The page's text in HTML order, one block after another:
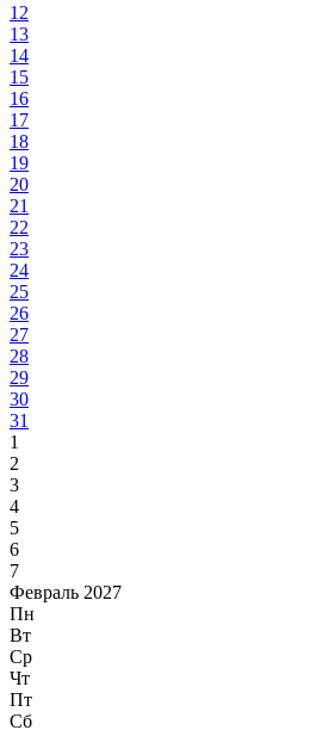
12
13
14
15
16
17
18
19
20
21
22
23
24
25
26
27
28
29
30
31
1
2
3
4
5
6
7
Февраль 2027
Пн
Вт
Ср
Чт
Пт
Сб